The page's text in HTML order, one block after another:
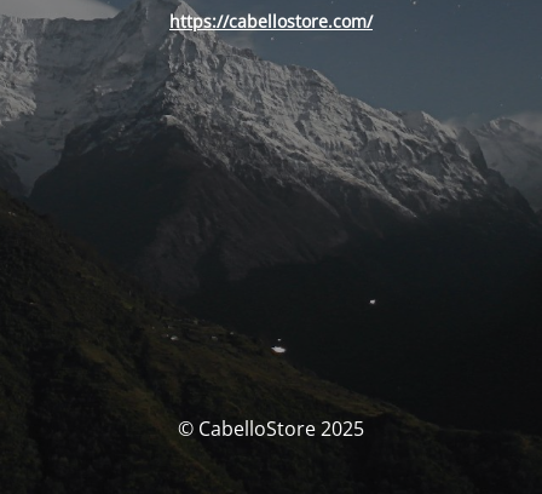
https://cabellostore.com/
© CabelloStore 2025